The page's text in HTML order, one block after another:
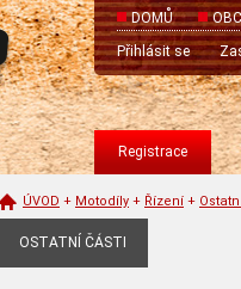
DOMŮ
Přihlásit se
Registrace
ÚVOD + Motodíly + Řízení +
OSTATNÍ ČÁSTI